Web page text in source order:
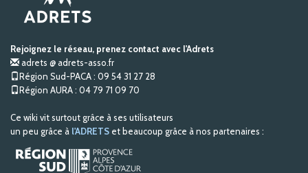
Rejoignez le réseau, prenez contact avec l'Adrets
adrets @ adrets-asso.fr
Région Sud-PACA : 09 54 31 27 28
Région AURA : 04 79 71 09 70
Ce wiki vit surtout grâce à ses utilisateurs
un peu grâce à l'ADRETS et beaucoup grâce à nos partenaires :